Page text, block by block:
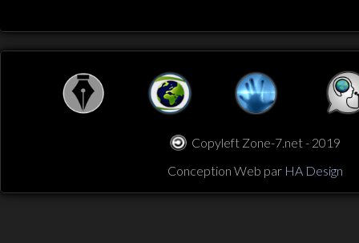
Copyleft Zone-7.net - 2019
Conception Web par HA Design